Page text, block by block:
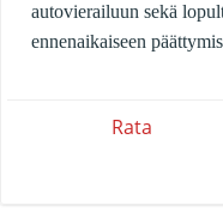
autovierailuun sekä
ennenaikaiseen
Rata